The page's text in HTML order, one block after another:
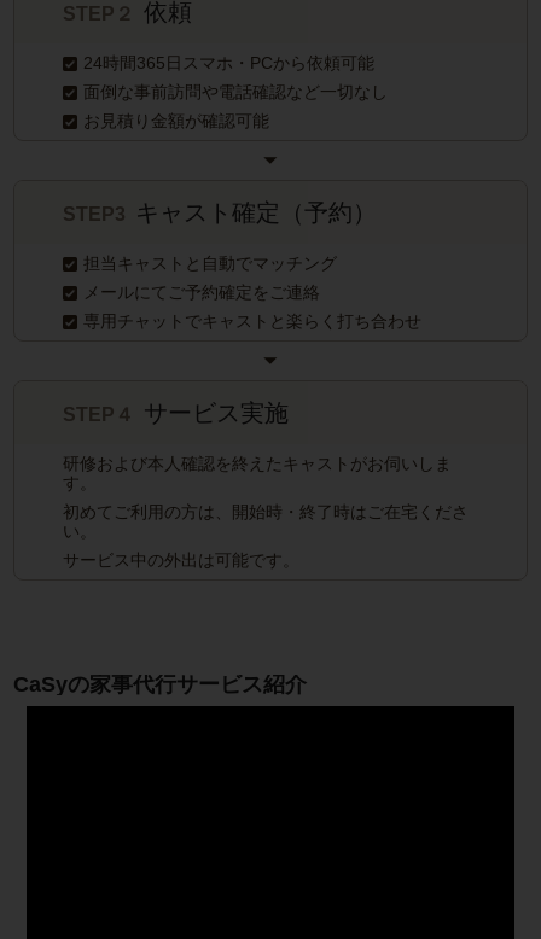
STEP２依頼
24時間365日スマホ・PCから依頼可能
面倒な事前訪問や電話確認など一切なし
お見積り金額が確認可能
STEP3 キャスト確定（予約）
担当キャストと自動でマッチング
メールにてご予約確定をご連絡
専用チャットでキャストと楽らく打ち合わせ
STEP４ サービス実施
研修および本人確認を終えたキャストがお伺いしま
す。
初めてご利用の方は、開始時・終了時はご在宅くださ
い。
サービス中の外出は可能です。
CaSyの家事代行サービス紹介